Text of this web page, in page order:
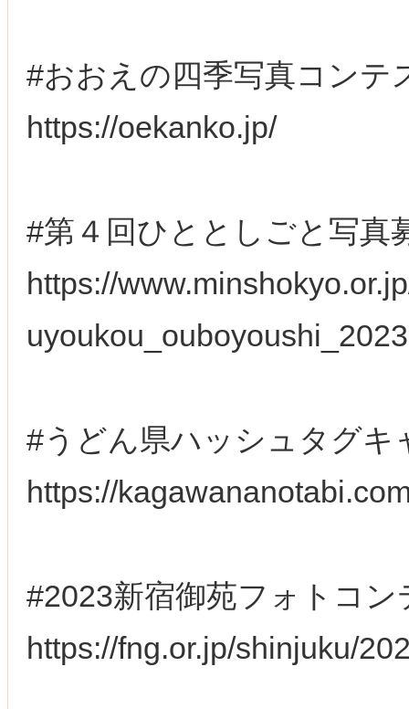
#おおえの四季写真コンテ
https://oekanko.jp/
#第４回ひととしごと写真
https://
#うどん県ハッシュタグキ
https://
#2023新宿御苑フォトコン
https://fng.or.jp/shinjuku/